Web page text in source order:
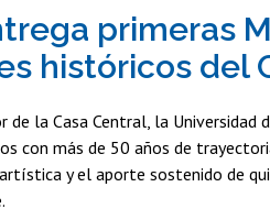
primeras
históricos del
de la Casa Central, la
con más de 50 años de
y el aporte sostenido de